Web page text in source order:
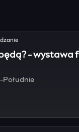
będą? -
Południe